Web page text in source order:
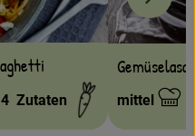
4 Zutaten mittel